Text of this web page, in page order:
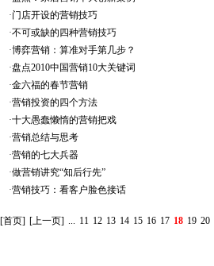
·门店开设的营销技巧
·不可或缺的四种营销技巧
·博弈营销：算准对手第几步？
·盘点2010中国营销10大关键词
·金六福的春节营销
·营销投资的四个方法
·十大愚蠢懒惰的营销把戏
·营销总结与思考
·营销的七大兵器
·做营销讲究“知后行先”
·营销技巧：看客户脸色接话
[首页] [上一页] ... 11 12 13 14 15 16 17 18 19 20